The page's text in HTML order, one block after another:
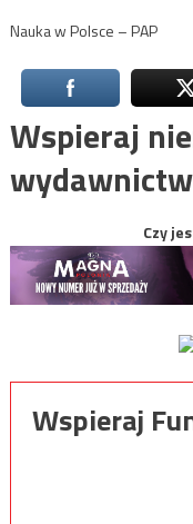
Nauka w Polsce – PAP
Wspieraj
Czy
Wspieraj